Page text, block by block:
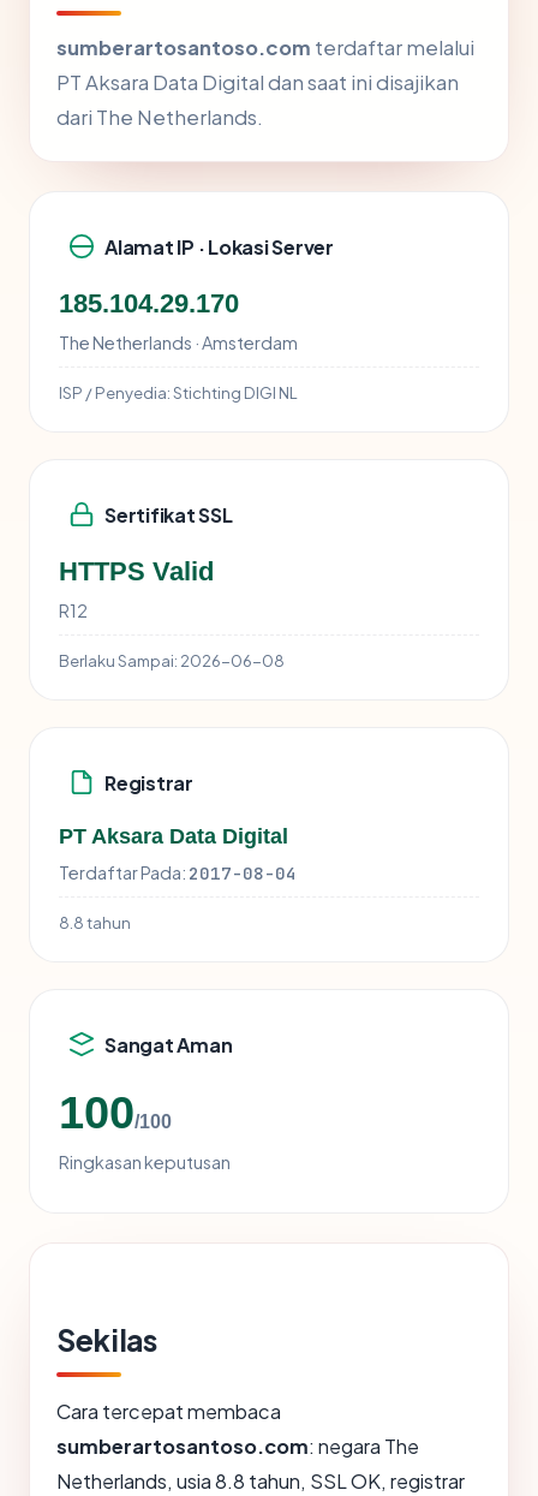
sumberartosantoso.com terdaftar melalui
PT Aksara Data Digital dan saat ini disajikan
dari The Netherlands.
Alamat IP · Lokasi Server
185.104.29.170
The Netherlands · Amsterdam
ISP / Penyedia:Stichting DIGI NL
Sertifikat SSL
HTTPS Valid
R12
Berlaku Sampai: 2026-06-08
Registrar
PT Aksara Data Digital
Terdaftar Pada: 2017-08-04
8.8 tahun
Sangat Aman
100/100
Ringkasan keputusan
Sekilas
Cara tercepat membaca
sumberartosantoso.com: negara The
Netherlands, usia 8.8 tahun, SSL OK, registrar